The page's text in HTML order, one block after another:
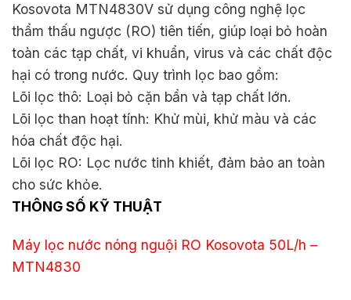
Kosovota MTN4830V sử dụng công nghệ lọc
thẩm thấu ngược (RO) tiên tiến, giúp loại bỏ hoàn
toàn các tạp chất, vi khuẩn, virus và các chất độc
hại có trong nước. Quy trình lọc bao gồm:
Lõi lọc thô: Loại bỏ cặn bẩn và tạp chất lớn.
Lõi lọc than hoạt tính: Khử mùi, khử màu và các
hóa chất độc hại.
Lõi lọc RO: Lọc nước tinh khiết, đảm bảo an toàn
cho sức khỏe.
THÔNG SỐ KỸ THUẬT
Máy lọc nước nóng nguội RO Kosovota 50L/h –
MTN4830